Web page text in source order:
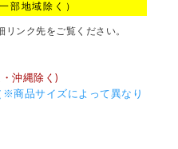
部地域除く）
ンク先をご覧ください。
沖縄除く)
商品サイズによって異なり